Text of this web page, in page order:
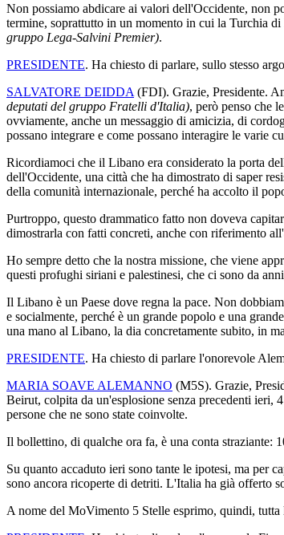
Non possiamo abdicare ai valori dell'Occidente, non
termine, soprattutto in un momento in cui la Turchia
gruppo Lega-Salvini Premier).
PRESIDENTE. Ha chiesto di parlare, sullo stesso
SALVATORE DEIDDA (FDI). Grazie, Presidente.
deputati del gruppo Fratelli d'Italia), però penso che
ovviamente, anche un messaggio di amicizia, di
possano integrare e come possano interagire le varie
Ricordiamoci che il Libano era considerato la porta
dell'Occidente, una città che ha dimostrato di saper
della comunità internazionale, perché ha accolto il
Purtroppo, questo drammatico fatto non doveva
dimostrarla con fatti concreti, anche con riferimento
Ho sempre detto che la nostra missione, che viene
questi profughi siriani e palestinesi, che ci sono da
Il Libano è un Paese dove regna la pace. Non
e socialmente, perché è un grande popolo e una
una mano al Libano, la dia concretamente subito, in
PRESIDENTE. Ha chiesto di parlare l'onorevole
MARIA SOAVE ALEMANNO (M5S). Grazie,
Beirut, colpita da un'esplosione senza precedenti
persone che ne sono state coinvolte.
Il bollettino, di qualche ora fa, è una conta straziante:
Su quanto accaduto ieri sono tante le ipotesi, ma per
sono ancora ricoperte di detriti. L'Italia ha già offerto
A nome del MoVimento 5 Stelle esprimo, quindi,